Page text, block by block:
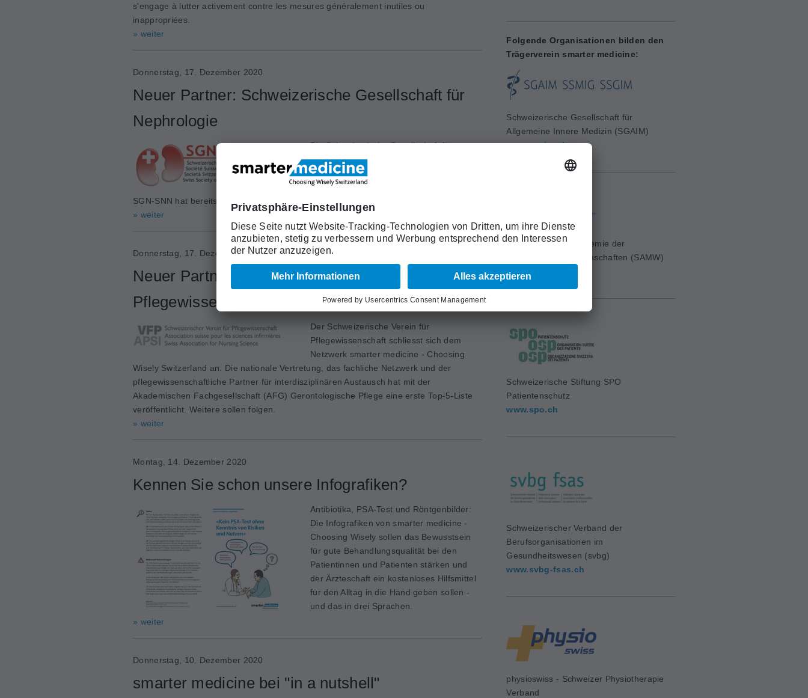
s'engage à lutter activement contre les mesures géné­ralement inutiles ou
inappropriées.
» weiter
Donnerstag, 17. Dezember 2020
Neuer Partner: Schweizerische Gesellschaft für
Nephrologie
Die Schweizerische Gesellschaft für
Nephrologie schliesst sich dem
Trägerverein "smarter medicine - Choosing
Wisely Switzerland" als Partner hat. Die
SGN-SNN hat bereits 2018 eine Top-5-Liste veröffentlicht.
» weiter
Donnerstag, 17. Dezember 2020
Neuer Partner: Schweizerische Verein für
Pflegewissenschaft
Der Schweizerische Verein für
Pflegewissenschaft schliesst sich dem
Netzwerk smarter medicine - Choosing
Wisely Switzerland an. Die nationale Vertretung, das fachliche Netzwerk und der
pflegewissenschaftliche Partner für interdisziplinären Austausch hat mit der
Akademischen Fachgesellschaft (AFG) Gerontologische Pflege eine erste Top-5-Liste
veröffentlicht. Weitere sollen folgen.
» weiter
Montag, 14. Dezember 2020
Kennen Sie schon unsere Infografiken?
Antibiotika, PSA-Test und Röntgenbilder:
Die Infografiken von smarter medicine -
Choosing Wisely sollen das Bewusstsein
für gute Behandlungsqualität bei den
Patientinnen und Patienten stärken und
der Ärzteschaft ein kostenloses Hilfsmittel
für den Alltag in die Hand geben sollen -
und das in drei Sprachen.
» weiter
Donnerstag, 10. Dezember 2020
smarter medicine bei "in a nutshell"
Folgende Organisationen bilden den
Trägerverein smarter medicine:
Schweizerische Gesellschaft für
Allgemeine Innere Medizin (SGAIM)
www.sgaim.ch
Schweizerische Akademie der
Medizinischen Wissenschaften (SAMW)
www.samw.ch
Schweizerische Stiftung SPO
Patientenschutz
www.spo.ch
Schweizerischer Verband der
Berufsorganisationen im
Gesundheitswesen (svbg)
www.svbg-fsas.ch
physioswiss - Schweizer Physiotherapie
Verband